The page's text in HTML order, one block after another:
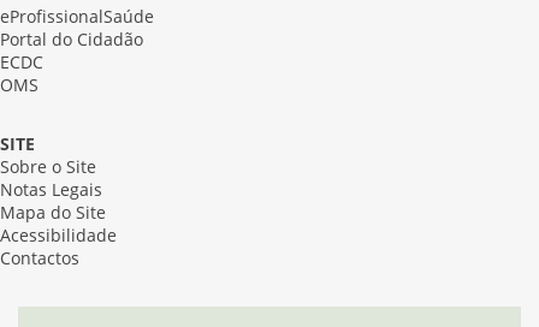
eProfissionalSaúde
Portal do Cidadão
ECDC
OMS
SITE
Sobre o Site
Notas Legais
Mapa do Site
Acessibilidade
Contactos